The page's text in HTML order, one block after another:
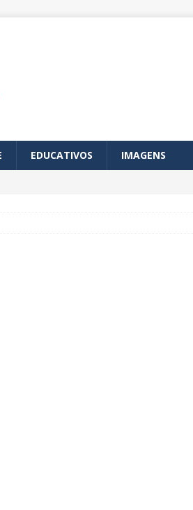
EDUCATIVOS IMAGENS